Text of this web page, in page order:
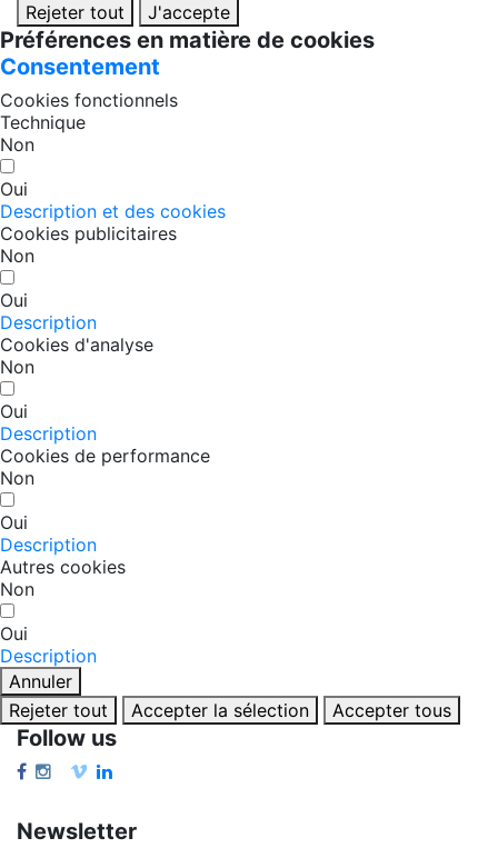
Rejeter tout
J'accepte
Préférences en matière de cookies
Consentement
Cookies fonctionnels
Technique
Non
Oui
Description et des cookies
Cookies publicitaires
Non
Oui
Description
Cookies d'analyse
Non
Oui
Description
Cookies de performance
Non
Oui
Description
Autres cookies
Non
Oui
Description
Annuler
Rejeter tout
Accepter la sélection Accepter tous
Follow us
Newsletter